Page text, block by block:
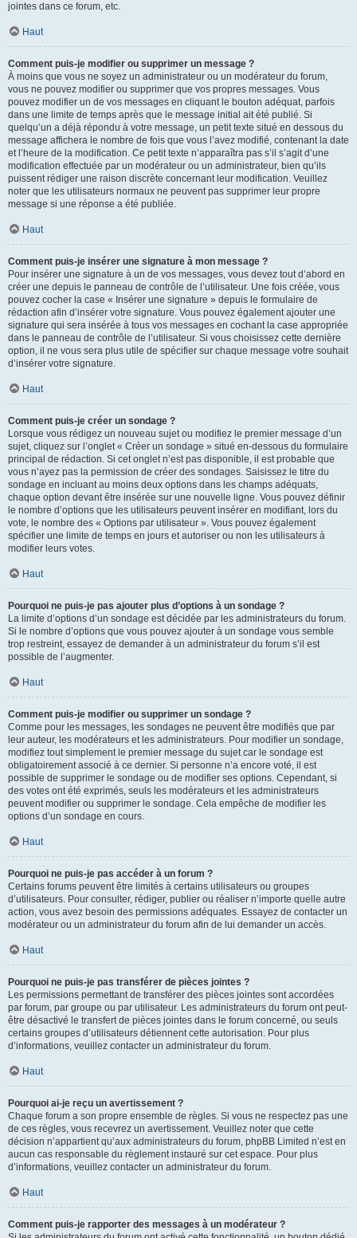
jointes dans ce forum, etc.
Haut
Comment puis-je modifier ou supprimer un message ?
À moins que vous ne soyez un administrateur ou un modérateur du forum,
vous ne pouvez modifier ou supprimer que vos propres messages. Vous
pouvez modifier un de vos messages en cliquant le bouton adéquat, parfois
dans une limite de temps après que le message initial ait été publié. Si
quelqu’un a déjà répondu à votre message, un petit texte situé en dessous du
message affichera le nombre de fois que vous l’avez modifié, contenant la date
et l’heure de la modification. Ce petit texte n’apparaîtra pas s’il s’agit d’une
modification effectuée par un modérateur ou un administrateur, bien qu’ils
puissent rédiger une raison discrète concernant leur modification. Veuillez
noter que les utilisateurs normaux ne peuvent pas supprimer leur propre
message si une réponse a été publiée.
Haut
Comment puis-je insérer une signature à mon message ?
Pour insérer une signature à un de vos messages, vous devez tout d’abord en
créer une depuis le panneau de contrôle de l’utilisateur. Une fois créée, vous
pouvez cocher la case « Insérer une signature » depuis le formulaire de
rédaction afin d’insérer votre signature. Vous pouvez également ajouter une
signature qui sera insérée à tous vos messages en cochant la case appropriée
dans le panneau de contrôle de l’utilisateur. Si vous choisissez cette dernière
option, il ne vous sera plus utile de spécifier sur chaque message votre souhait
d’insérer votre signature.
Haut
Comment puis-je créer un sondage ?
Lorsque vous rédigez un nouveau sujet ou modifiez le premier message d’un
sujet, cliquez sur l’onglet « Créer un sondage » situé en-dessous du formulaire
principal de rédaction. Si cet onglet n’est pas disponible, il est probable que
vous n’ayez pas la permission de créer des sondages. Saisissez le titre du
sondage en incluant au moins deux options dans les champs adéquats,
chaque option devant être insérée sur une nouvelle ligne. Vous pouvez définir
le nombre d’options que les utilisateurs peuvent insérer en modifiant, lors du
vote, le nombre des « Options par utilisateur ». Vous pouvez également
spécifier une limite de temps en jours et autoriser ou non les utilisateurs à
modifier leurs votes.
Haut
Pourquoi ne puis-je pas ajouter plus d’options à un sondage ?
La limite d’options d’un sondage est décidée par les administrateurs du forum.
Si le nombre d’options que vous pouvez ajouter à un sondage vous semble
trop restreint, essayez de demander à un administrateur du forum s’il est
possible de l’augmenter.
Haut
Comment puis-je modifier ou supprimer un sondage ?
Comme pour les messages, les sondages ne peuvent être modifiés que par
leur auteur, les modérateurs et les administrateurs. Pour modifier un sondage,
modifiez tout simplement le premier message du sujet car le sondage est
obligatoirement associé à ce dernier. Si personne n’a encore voté, il est
possible de supprimer le sondage ou de modifier ses options. Cependant, si
des votes ont été exprimés, seuls les modérateurs et les administrateurs
peuvent modifier ou supprimer le sondage. Cela empêche de modifier les
options d’un sondage en cours.
Haut
Pourquoi ne puis-je pas accéder à un forum ?
Certains forums peuvent être limités à certains utilisateurs ou groupes
d’utilisateurs. Pour consulter, rédiger, publier ou réaliser n’importe quelle autre
action, vous avez besoin des permissions adéquates. Essayez de contacter un
modérateur ou un administrateur du forum afin de lui demander un accès.
Haut
Pourquoi ne puis-je pas transférer de pièces jointes ?
Les permissions permettant de transférer des pièces jointes sont accordées
par forum, par groupe ou par utilisateur. Les administrateurs du forum ont peut-
être désactivé le transfert de pièces jointes dans le forum concerné, ou seuls
certains groupes d’utilisateurs détiennent cette autorisation. Pour plus
d’informations, veuillez contacter un administrateur du forum.
Haut
Pourquoi ai-je reçu un avertissement ?
Chaque forum a son propre ensemble de règles. Si vous ne respectez pas une
de ces règles, vous recevrez un avertissement. Veuillez noter que cette
décision n’appartient qu’aux administrateurs du forum, phpBB Limited n’est en
aucun cas responsable du règlement instauré sur cet espace. Pour plus
d’informations, veuillez contacter un administrateur du forum.
Haut
Comment puis-je rapporter des messages à un modérateur ?